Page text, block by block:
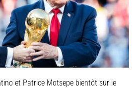
et Patrice Motsepe bientôt sur le